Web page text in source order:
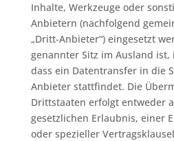
Inhalte, Werkzeuge oder
Anbietern (nachfolgend
„Dritt-Anbieter“) eingesetzt
genannter Sitz im Ausland ist,
dass ein Datentransfer in die
Anbieter stattfindet. Die
Drittstaaten erfolgt entweder
gesetzlichen Erlaubnis, einer
oder spezieller